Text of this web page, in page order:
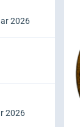
2026
2026